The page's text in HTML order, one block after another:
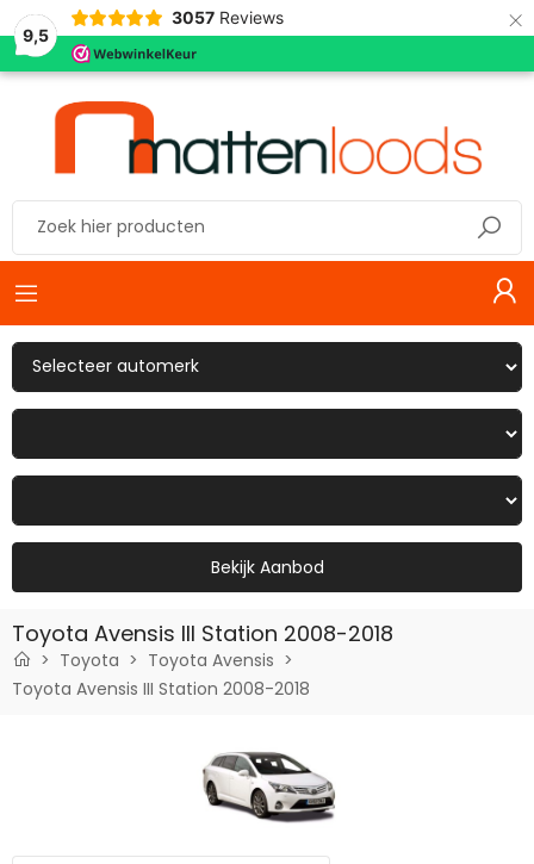
9,5
3057 Reviews ×
Bekijk Aanbod
Toyota Avensis III Station 2008-2018
Toyota
Toyota Avensis
Toyota Avensis III Station 2008-2018